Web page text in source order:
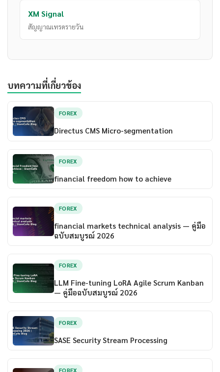
XM Signal
สัญญาณเทรดรายวัน
บทความที่เกี่ยวข้อง
FOREX
Directus CMS Micro-segmentation
FOREX
financial freedom how to achieve
FOREX
financial markets technical analysis — คู่มือ
ฉบับสมบูรณ์ 2026
FOREX
LLM Fine-tuning LoRA Agile Scrum Kanban
— คู่มือฉบับสมบูรณ์ 2026
FOREX
SASE Security Stream Processing
FOREX